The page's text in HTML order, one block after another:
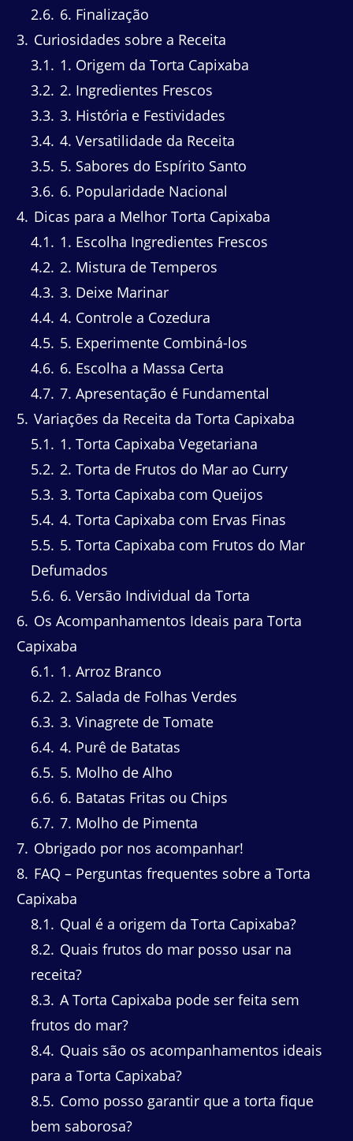
2.6 6. Finalização
3 Curiosidades sobre a Receita
3.1
1. Origem da Torta Capixaba
3.2 2. Ingredientes Frescos
3.3 3. História e Festividades
3.4 4. Versatilidade da Receita
3.5 5. Sabores do Espírito Santo
3.6 6. Popularidade Nacional
4 Dicas para a Melhor Torta Capixaba
4.1
1. Escolha Ingredientes Frescos
4.2 2. Mistura de Temperos
4.3 3. Deixe Marinar
4.4 4. Controle a Cozedura
4.5 5. Experimente Combiná-los
4.6 6. Escolha a Massa Certa
4.7 7. Apresentação é Fundamental
5 Variações da Receita da Torta Capixaba
5.1
1. Torta Capixaba Vegetariana
5.2 2. Torta de Frutos do Mar ao Curry
5.3 3. Torta Capixaba com Queijos
5.4 4. Torta Capixaba com Ervas Finas
5.5 5. Torta Capixaba com Frutos do Mar
Defumados
5.6 6. Versão Individual da Torta
6 Os Acompanhamentos Ideais para Torta
Capixaba
6.1
1. Arroz Branco
6.2 2. Salada de Folhas Verdes
6.3 3. Vinagrete de Tomate
6.4 4. Purê de Batatas
6.5 5. Molho de Alho
6.6 6. Batatas Fritas ou Chips
6.7 7. Molho de Pimenta
7 Obrigado por nos acompanhar!
8 FAQ – Perguntas frequentes sobre a Torta
Capixaba
8.1
Qual é a origem da Torta Capixaba?
8.2 Quais frutos do mar posso usar na
receita?
8.3 A Torta Capixaba pode ser feita sem
frutos do mar?
8.4 Quais são os acompanhamentos ideais
para a Torta Capixaba?
8.5 Como posso garantir que a torta fique
bem saborosa?